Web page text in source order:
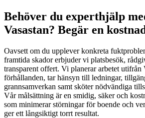
Behöver du experthjälp
Vasastan? Begär en
Oavsett om du upplever konkreta
framtida skador erbjuder vi platsbesök,
transparent offert. Vi planerar arbetet utifrån
förhållanden, tar hänsyn till ledningar,
grannsamverkan samt sköter nödvändiga
Vår målsättning är en smidig, säker och
som minimerar störningar för boende och
ger ett långsiktigt torrt resultat.